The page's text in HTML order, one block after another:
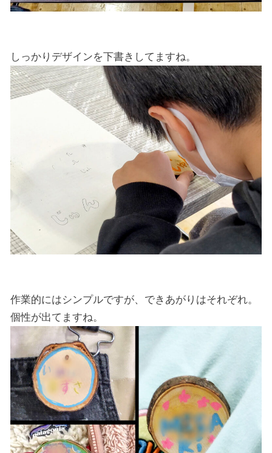
しっかりデザインを下書きしてますね。
作業的にはシンプルですが、できあがりはそれぞれ。
個性が出てますね。